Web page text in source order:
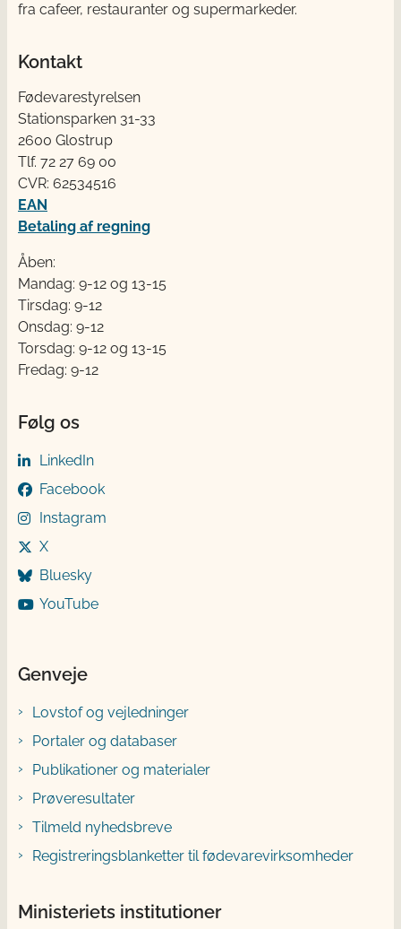
fra cafeer, restauranter og supermarkeder.
Kontakt
Fødevarestyrelsen
Stationsparken 31-33
2600 Glostrup
Tlf. 72 2​​​7 69 00
CVR: 62534516
EAN
Betaling af regning
Åben:
Mandag: 9-12 og 13-15
Tirsdag: 9-12
Onsdag: 9-12
Torsdag: 9-12 og 13-15
Fredag: 9-12
Følg os
LinkedIn
Facebook
Instagram
X
Bluesky
YouTube
Genveje
Lovstof og vejledninger
Portaler og databaser
Publikationer og materialer
Prøveresultater
Tilmeld nyhedsbreve
Registreringsblanketter til fødevarevirksomheder
Ministeriets institutioner